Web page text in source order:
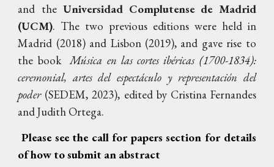
and the Universidad Complutense de Madrid
(UCM). The two previous editions were held in
Madrid (2018) and Lisbon (2019), and gave rise to
the bookMúsica en las cortes ibéricas (1700-1834):
ceremonial, artes del espectáculo y representación del
poder (SEDEM, 2023), edited by Cristina Fernandes
and Judith Ortega.
Please see the call for papers section for details
of how to submit an abstract